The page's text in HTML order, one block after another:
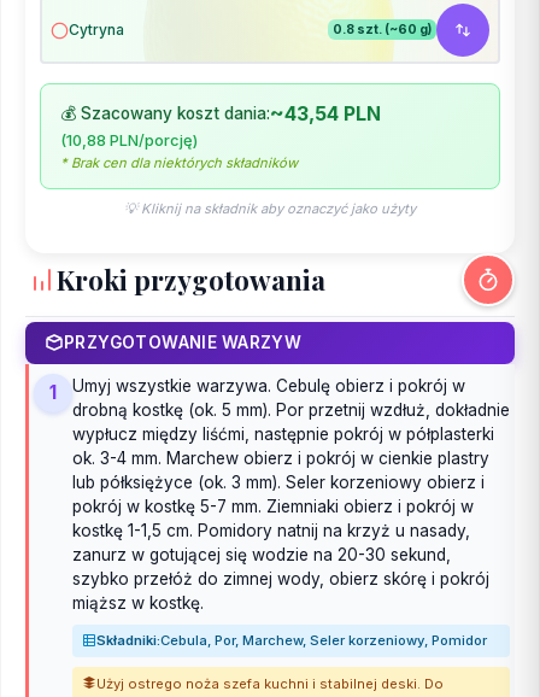
Cytryna 0.8 szt. (~60 g)
💰 Szacowany koszt dania:~43,54 PLN
(10,88 PLN/porcję)
* Brak cen dla niektórych składników
💡 Kliknij na składnik aby oznaczyć jako użyty
Kroki przygotowania
PRZYGOTOWANIE WARZYW
1
Umyj wszystkie warzywa. Cebulę obierz i pokrój w
drobną kostkę (ok. 5 mm). Por przetnij wzdłuż, dokładnie
wypłucz między liśćmi, następnie pokrój w półplasterki
ok. 3-4 mm. Marchew obierz i pokrój w cienkie plastry
lub półksiężyce (ok. 3 mm). Seler korzeniowy obierz i
pokrój w kostkę 5-7 mm. Ziemniaki obierz i pokrój w
kostkę 1-1,5 cm. Pomidory natnij na krzyż u nasady,
zanurz w gotującej się wodzie na 20-30 sekund,
szybko przełóż do zimnej wody, obierz skórę i pokrój
miąższ w kostkę.
Składniki:Cebula, Por, Marchew, Seler korzeniowy, Pomidor
Użyj ostrego noża szefa kuchni i stabilnej deski. Do